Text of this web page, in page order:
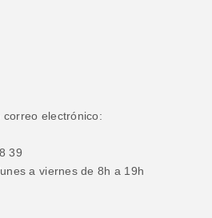
electrónico:
39
a viernes de 8h a 19h